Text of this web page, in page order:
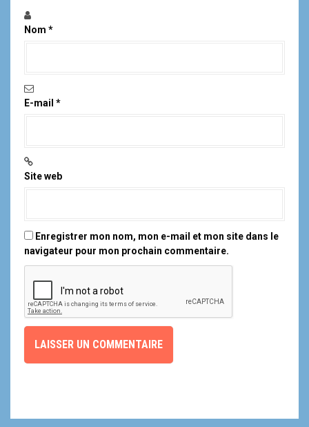
'
t
c
l
Nom *
E-mail *
Site web
Enregistrer mon nom, mon e-mail et mon site dans le
navigateur pour mon prochain commentaire.